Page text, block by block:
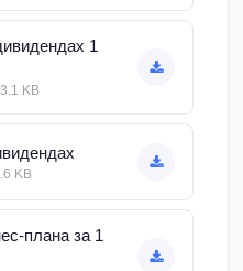
1
KB
KB
плана за 1